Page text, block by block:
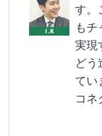
す。
もチ
実現
どう
てい
コネ